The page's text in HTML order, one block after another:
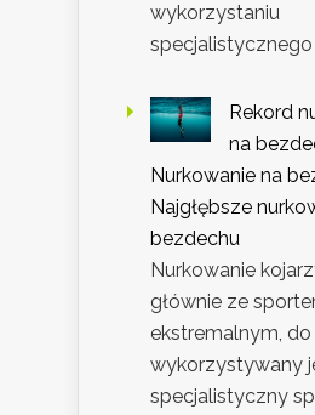
wykorzystaniu
specjalistycznego
Rekord
na
Nurkowanie na
Najgłębsze
bezdechu
Nurkowanie
głównie ze
ekstremalnym,
wykorzystywany
specjalistyczny